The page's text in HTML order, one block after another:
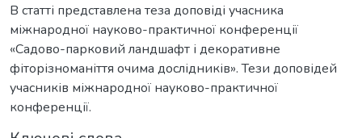
В статті представлена теза доповіді учасника
міжнародної науково-практичної конференції
«Садово-парковий ландшафт і декоративне
фіторізноманіття очима дослідників». Тези доповідей
учасників міжнародної науково-практичної
конференції.